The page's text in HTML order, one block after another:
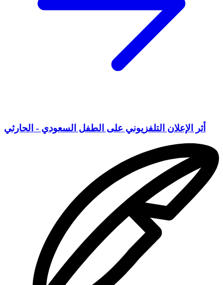
أثر الإعلان التلفزيوني على الطفل السعودي - الحارثي